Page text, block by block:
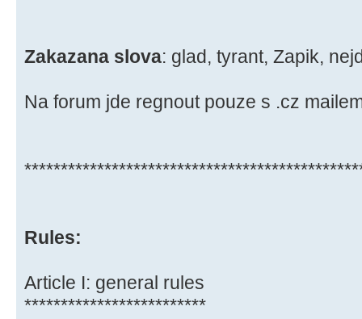
Zakazana slova: glad, tyrant, Zapik,
Na forum jde regnout pouze s .cz
Rules:
Article I: general rules
*************************